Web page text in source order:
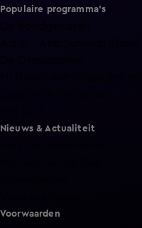
Populaire programma's
Nieuws & Actualiteit
Voorwaarden